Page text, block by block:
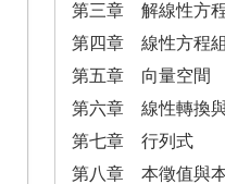
第三章 解線性方
第四章 線性方程
第五章 向量空間
第六章 線性轉換
第七章 行列式
第八章 本徵值與